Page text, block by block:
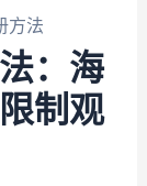
方法
：海
制观